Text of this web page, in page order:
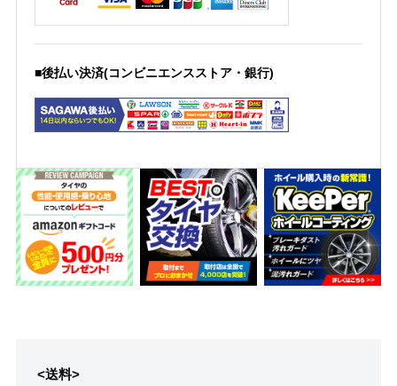
■後払い決済(コンビニエンスストア・銀行)
<送料>